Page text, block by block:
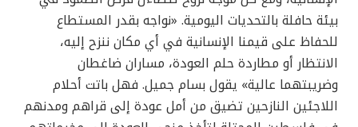
بيئة حافلة بالتحديات اليومية. «نواجه بقدر المستطاع
للحفاظ على قيمنا الإنسانية في أي مكان ننزح إليه،
الانتظار أو مطاردة حلم العودة، مساران ضاغطان
وضريبتهما عالية» يقول بسام جميل. فهل باتت أحلام
اللاجئين النازحين تضيق من أمل عودة إلى قراهم ومدنهم